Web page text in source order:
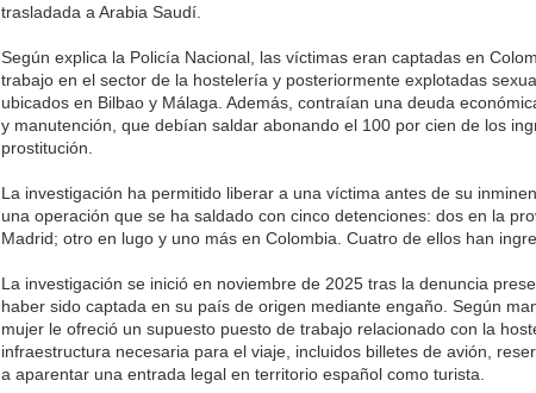
trasladada a Arabia Saudí.
Según explica la Policía Nacional, las víctimas eran captadas en
trabajo en el sector de la hostelería y posteriormente explotadas
ubicados en Bilbao y Málaga. Además, contraían una deuda
y manutención, que debían saldar abonando el 100 por cien de los
prostitución.
La investigación ha permitido liberar a una víctima antes de su
una operación que se ha saldado con cinco detenciones: dos en la
Madrid; otro en lugo y uno más en Colombia. Cuatro de ellos han
La investigación se inició en noviembre de 2025 tras la denuncia
haber sido captada en su país de origen mediante engaño. Según
mujer le ofreció un supuesto puesto de trabajo relacionado con la
infraestructura necesaria para el viaje, incluidos billetes de avión,
a aparentar una entrada legal en territorio español como turista.